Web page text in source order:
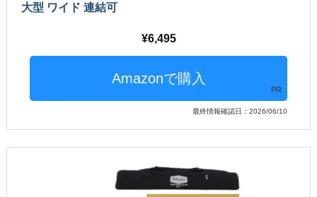
大型 ワイド 連結可
6,495
PR
最終情報確認日：2026/06/10